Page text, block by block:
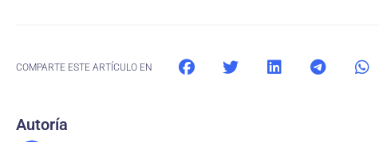
COMPARTE ESTE ARTÍCULO EN
Autoría